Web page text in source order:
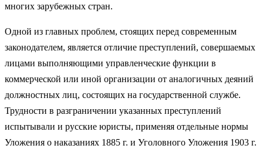
многих зарубежных стран.
Одной из главных проблем, стоящих перед современным
законодателем, является отличие преступлений, совершаемых
лицами выполняющими управленческие функции в
коммерческой или иной организации от аналогичных деяний
должностных лиц, состоящих на государственной службе.
Трудности в разграничении указанных преступлений
испытывали и русские юристы, применяя отдельные нормы
Уложения о наказаниях 1885 г. и Уголовного Уложения 1903 г.